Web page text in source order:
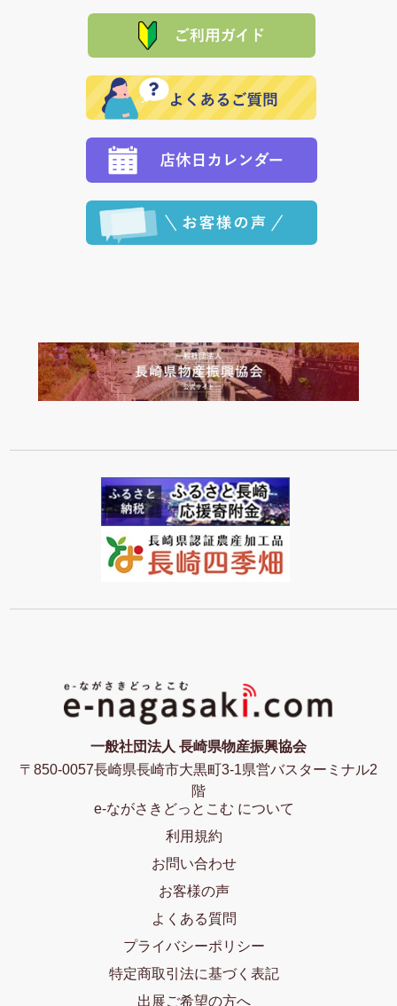
れの生産メーカーからお客様の元へ直送いたしますの
で、 それぞれ個別に送料が必要になります。
品代金を返金いたします。）
その際は誠に申し訳ありませんが、当協会までご注文
願いいたします。
た場合、お客様からの ご入金を確認した後で、商品を
定された場合は、準備出来次第の便にてお送りいたし
ます。 （到着日指定をされている場合は、ご指定の日
程に合わせてお届けいたします。）
一般社団法人 長崎県物産振興協会
〒850-0057長崎県長崎市大黒町3-1県営バスターミナル2
階
e-ながさきどっとこむ について
利用規約
お問い合わせ
お客様の声
よくある質問
プライバシーポリシー
特定商取引法に基づく表記
出展ご希望の方へ